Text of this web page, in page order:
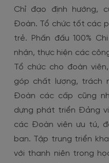
Chỉ đạo định hướng,
Đoàn. Tổ chức tốt các
trẻ. Phấn đấu 100%
nhận, thực hiện các
Tổ chức cho đoàn
góp chất lượng, trách
Đoàn các cấp cũng
dựng phát triển Đảng
các Đoàn viên ưu tú,
ban. Tập trung triển
với thanh niên trong